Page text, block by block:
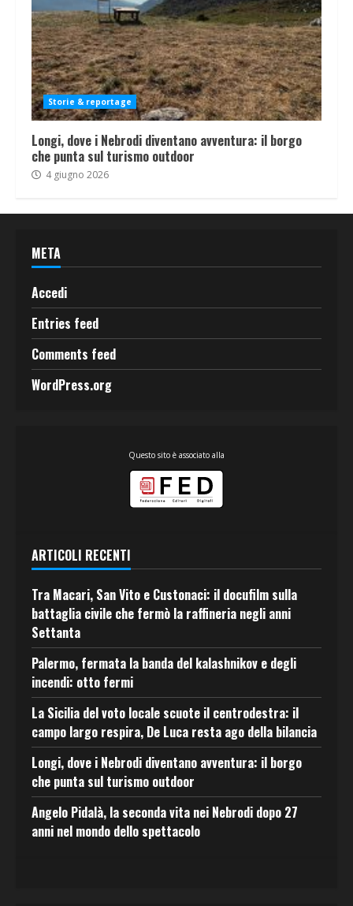
Storie & reportage
Longi, dove i Nebrodi diventano avventura: il borgo
che punta sul turismo outdoor
4 giugno 2026
META
Accedi
Entries feed
Comments feed
WordPress.org
Questo sito è associato alla
ARTICOLI RECENTI
Tra Macari, San Vito e Custonaci: il docufilm sulla
battaglia civile che fermò la raffineria negli anni
Settanta
Palermo, fermata la banda del kalashnikov e degli
incendi: otto fermi
La Sicilia del voto locale scuote il centrodestra: il
campo largo respira, De Luca resta ago della bilancia
Longi, dove i Nebrodi diventano avventura: il borgo
che punta sul turismo outdoor
Angelo Pidalà, la seconda vita nei Nebrodi dopo 27
anni nel mondo dello spettacolo